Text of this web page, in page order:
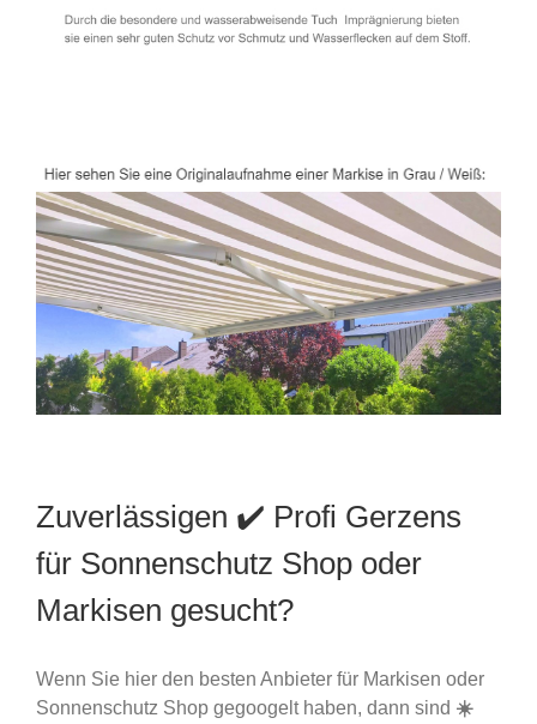
Zuverlässigen ✔️ Profi Gerzens
für Sonnenschutz Shop oder
Markisen gesucht?
Wenn Sie hier den besten Anbieter für Markisen oder
Sonnenschutz Shop gegoogelt haben, dann sind ☀️